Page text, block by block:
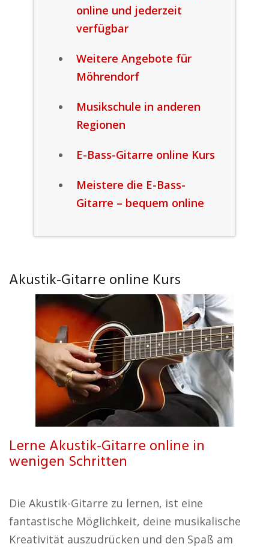
online und jederzeit
verfügbar
Weitere Angebote für
Möhrendorf
Musikschule in anderen
Regionen
E-Bass-Gitarre online Kurs
Meistere die E-Bass-
Gitarre – bequem online
Akustik-Gitarre online Kurs
Lerne Akustik-Gitarre online in
wenigen Schritten
Die Akustik-Gitarre zu lernen, ist eine
fantastische Möglichkeit, deine musikalische
Kreativität auszudrücken und den Spaß am